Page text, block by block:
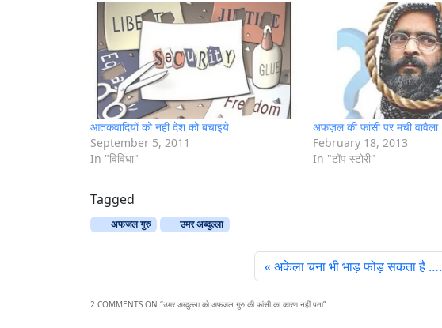
n
g
…
आतंकवादियों को नहीं देश को बचाइये
September 5, 2011
In "विविधा"
अफज़ल की फांसी पर मची वावैला
February 18, 2013
In "टॉप स्टोरी"
Tagged
अफजल गुरु उमर अब्दुल्ला
अकेला चना भी भाड़ फोड़ सकता है ….
2 COMMENTS ON “उमर अब्दुल्ला को अफजल गुरु की फांसी का कारण नहीं पता”